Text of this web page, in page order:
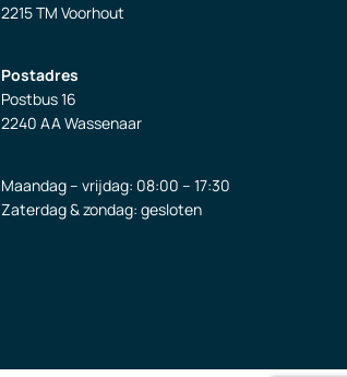
2215 TM Voorhout
Postadres
Postbus 16
2240 AA Wassenaar
Maandag – vrijdag: 08:00 – 17:30
Zaterdag & zondag: gesloten